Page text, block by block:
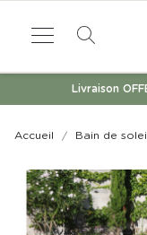
Livraison
Accueil Bain de